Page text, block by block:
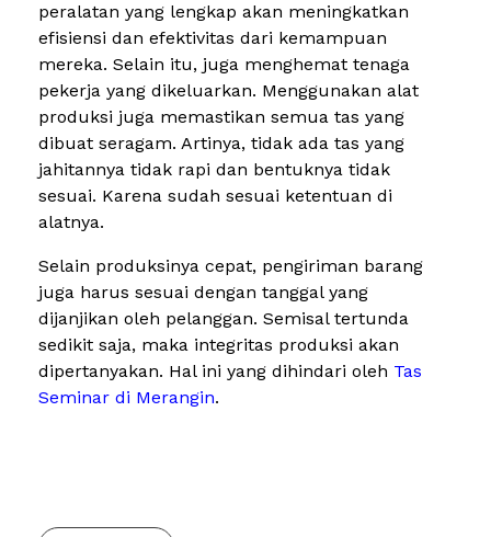
peralatan yang lengkap akan meningkatkan
efisiensi dan efektivitas dari kemampuan
mereka. Selain itu, juga menghemat tenaga
pekerja yang dikeluarkan. Menggunakan alat
produksi juga memastikan semua tas yang
dibuat seragam. Artinya, tidak ada tas yang
jahitannya tidak rapi dan bentuknya tidak
sesuai. Karena sudah sesuai ketentuan di
alatnya.
Selain produksinya cepat, pengiriman barang
juga harus sesuai dengan tanggal yang
dijanjikan oleh pelanggan. Semisal tertunda
sedikit saja, maka integritas produksi akan
dipertanyakan. Hal ini yang dihindari oleh Tas
Seminar di Merangin.